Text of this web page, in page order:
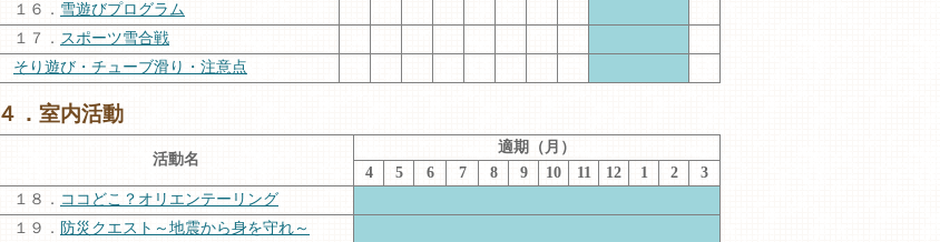
１６． 雪遊びプログラム
１７． スポーツ雪合戦
そり遊び・チューブ滑り・注意点
４ ．室内活動
活動名
適期（月）
4
5 6 7 8 9 10 11 12 1 2
3
１８． ココどこ？オリエンテーリング
１９． 防災クエスト～地震から身を守れ～